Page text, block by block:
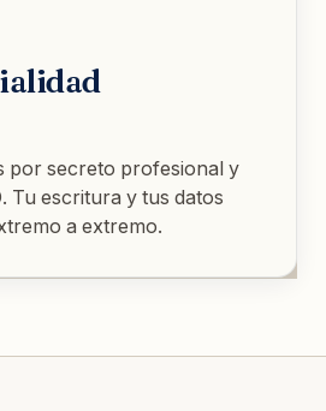
por secreto profesional y
Tu escritura y tus datos
a extremo.